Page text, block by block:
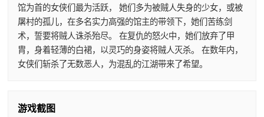
馆为首的女侠们最为活跃， 她们多为被贼人失身的少女，或被
屠村的孤儿，在多名实力高强的馆主的带领下，她们苦练剑
术，誓要将贼人诛杀殆尽。 在复仇的怒火中，她们放弃了甲
胄，身着轻薄的白裙，以灵巧的身姿将贼人灭杀。 在数年内，
女侠们斩杀了无数恶人，为混乱的江湖带来了希望。
游戏截图